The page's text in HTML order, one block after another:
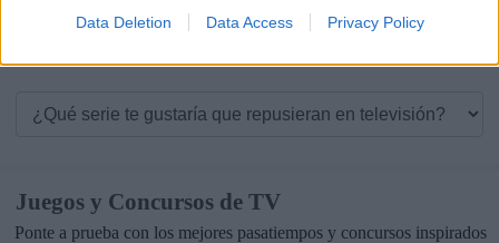
Data Deletion Data Access Privacy Policy
Siguiente Página »
Juegos y Concursos de TV
Ponte a prueba con los mejores pasatiempos y concursos inspirados